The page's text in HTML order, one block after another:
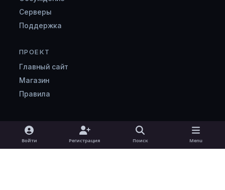
Серверы
Поддержка
ПРОЕКТ
Главный сайт
Магазин
Правила
Light ModeDark ModeSystem Preference
v
k
Войти Регистрация Поиск Menu